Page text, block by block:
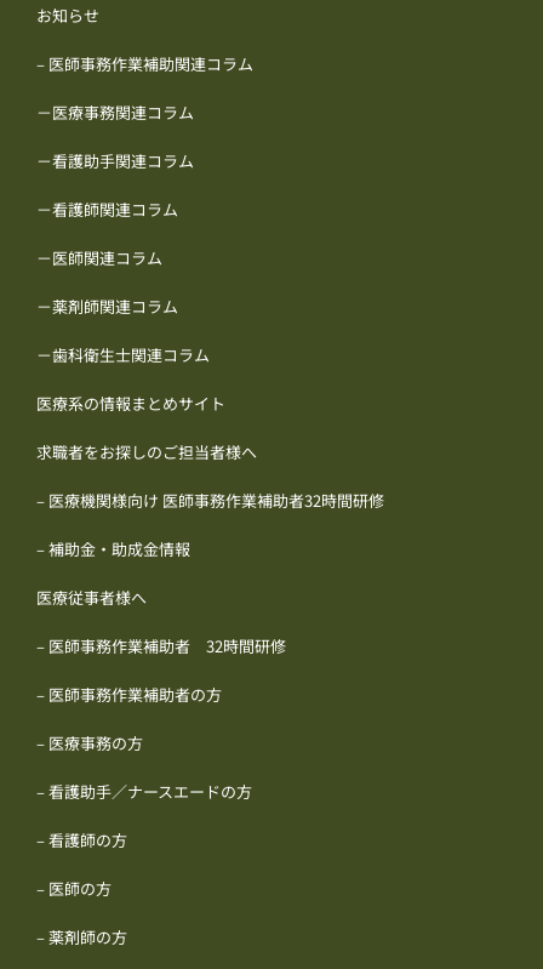
お知らせ
– 医師事務作業補助関連コラム
－医療事務関連コラム
－看護助手関連コラム
－看護師関連コラム
－医師関連コラム
－薬剤師関連コラム
－歯科衛生士関連コラム
医療系の情報まとめサイト
求職者をお探しのご担当者様へ
– 医療機関様向け 医師事務作業補助者32時間研修
– 補助金・助成金情報
医療従事者様へ
– 医師事務作業補助者 32時間研修
– 医師事務作業補助者の方
– 医療事務の方
– 看護助手／ナースエードの方
– 看護師の方
– 医師の方
– 薬剤師の方